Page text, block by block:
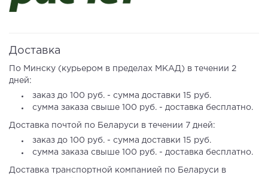
Доставка
По Минску (курьером в пределах МКАД) в течении 2
дней:
заказ до 100 руб. - сумма доставки 15 руб.
сумма заказа свыше 100 руб. - доставка бесплатно.
Доставка почтой по Беларуси в течении 7 дней:
заказ до 100 руб. - сумма доставки 15 руб.
сумма заказа свыше 100 руб. - доставка бесплатно.
Доставка транспортной компанией по Беларуси в